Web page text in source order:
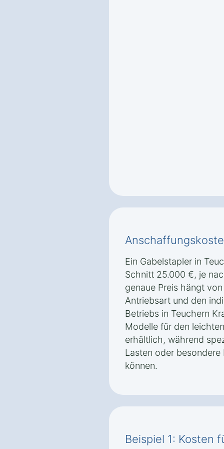
Ein Gabelstapler in
Schnitt 25.000 €, je
genaue Preis hängt
Antriebsart und den
Betriebs in Teuchern
Modelle für den
erhältlich, während
Lasten oder
können.
Beispiel 1: Kosten